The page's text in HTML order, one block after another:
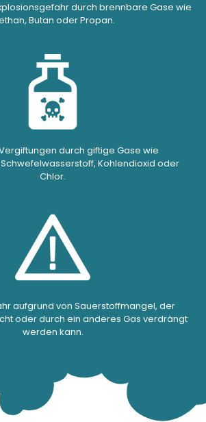
durch brennbare Gase wie
Butan oder Propan.
durch giftige Gase wie
Kohlendioxid oder
Chlor.
aufgrund von Sauerstoffmangel, der
oder durch ein anderes Gas verdrängt
werden kann.